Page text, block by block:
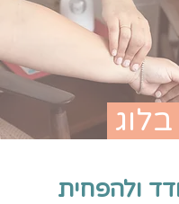
בלוג
ולהפחית